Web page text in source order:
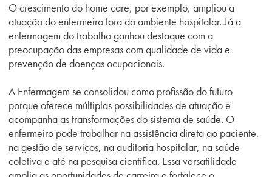
O crescimento do home care, por exemplo, ampliou a
atuação do enfermeiro fora do ambiente hospitalar. Já a
enfermagem do trabalho ganhou destaque com a
preocupação das empresas com qualidade de vida e
prevenção de doenças ocupacionais.
A Enfermagem se consolidou como profissão do futuro
porque oferece múltiplas possibilidades de atuação e
acompanha as transformações do sistema de saúde. O
enfermeiro pode trabalhar na assistência direta ao paciente,
na gestão de serviços, na auditoria hospitalar, na saúde
coletiva e até na pesquisa científica. Essa versatilidade